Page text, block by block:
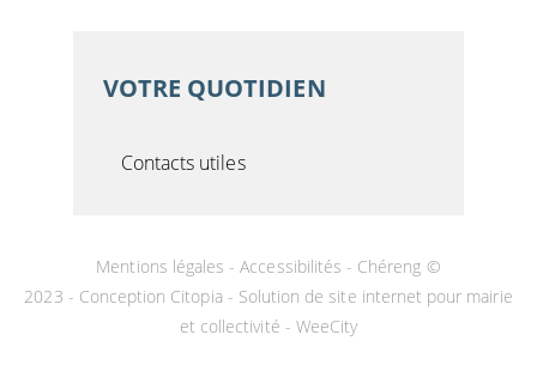
VOTRE QUOTIDIEN
Contacts utiles
Mentions légales -Accessibilités - Chéreng ©
2023 - Conception Citopia- Solution de site internet pour mairie
et collectivité - WeeCity